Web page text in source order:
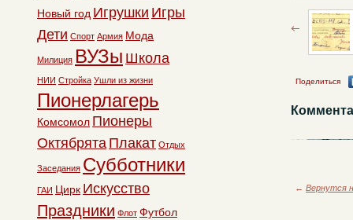
Поделиться
← Вернутся
Новый год Игрушки Игры
Дети Спорт Армия Мода
Милиция ВУЗы Школа
НИИ Стройка Ушли из жизни
Пионерлагерь
Комсомол Пионеры
Октябрята Плакат Отдых
Заседания Субботники
ГАИ Цирк Искусство
Праздники Флот Футбол